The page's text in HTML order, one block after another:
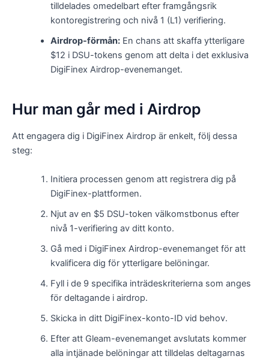
tilldelades omedelbart efter framgångsrik
kontoregistrering och nivå 1 (L1) verifiering.
Airdrop-förmån:En chans att skaffa ytterligare
$12 i DSU-tokens genom att delta i det exklusiva
DigiFinex Airdrop-evenemanget.
Hur man går med i Airdrop
Att engagera dig i DigiFinex Airdrop är enkelt, följ dessa
steg:
Initiera processen genom att registrera dig på
DigiFinex-plattformen.
Njut av en $5 DSU-token välkomstbonus efter
nivå 1-verifiering av ditt konto.
Gå med i DigiFinex Airdrop-evenemanget för att
kvalificera dig för ytterligare belöningar.
Fyll i de 9 specifika inträdeskriterierna som anges
för deltagande i airdrop.
Skicka in ditt DigiFinex-konto-ID vid behov.
Efter att Gleam-evenemanget avslutats kommer
alla intjänade belöningar att tilldelas deltagarnas